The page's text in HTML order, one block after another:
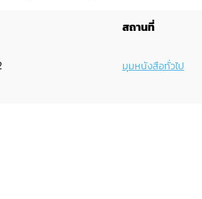
สถานที่
มุมหนังสือทั่วไป